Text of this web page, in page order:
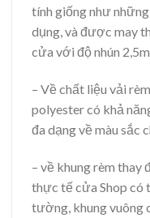
tính giống như
dụng, và được may
cửa với độ nhún
– Về chất liệu vải
polyester có khả
đa dạng về màu sắc
– về khung rèm
thực tế cửa Shop có
tường, khung vuông